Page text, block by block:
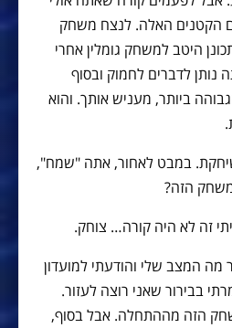
הקטנים האלה. לנצח משחק
היטב למשחק גומלין אחרי
נותן לדברים לחמוק ובסוף
ביותר, מעניש אותך. והוא
לא שיחקת. במבט לאחור, אתה "שמח",
הזה?
זה לא היה קורה… צוחק.
מה המצב שלי והודעתי למועדון
בבירור שאני רוצה לעזור.
הזה מההתחלה. אבל בסוף,